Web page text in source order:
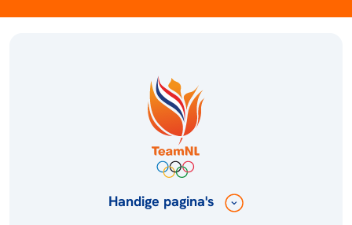
Handige pagina's